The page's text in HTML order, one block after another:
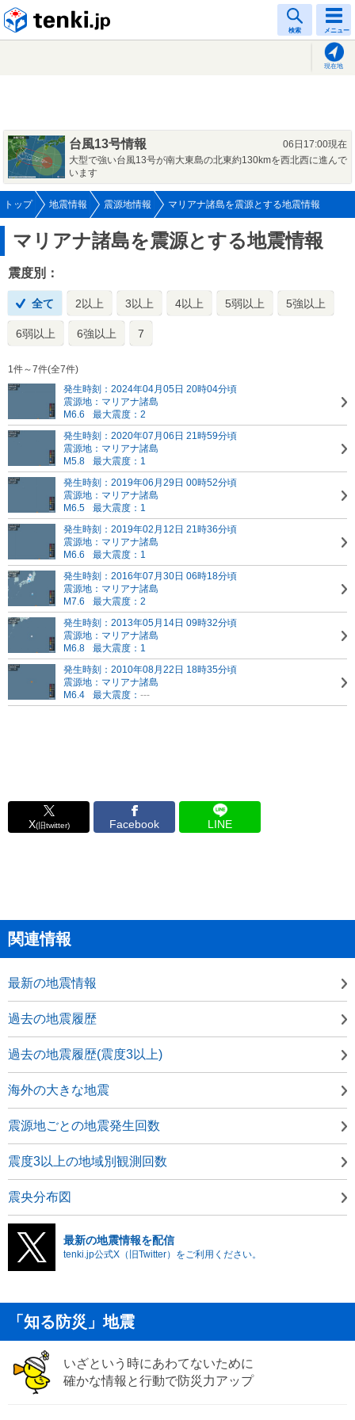
検索 メニュー
現在地
台風13号情報
06日17:00現在
大型で強い台風13号が南大東島の北東約130kmを西北西に進んで
います
トップ 地震情報 震源地情報 マリアナ諸島を震源とする地震情報
マリアナ諸島を震源とする地震情報
震度別：
全て 2以上 3以上 4以上 5弱以上 5強以上
6弱以上 6強以上 7
1件～7件(全7件)
発生時刻：2024年04月05日 20時04分頃
震源地：マリアナ諸島
M6.6
最大震度：2
発生時刻：2020年07月06日 21時59分頃
震源地：マリアナ諸島
M5.8
最大震度：1
発生時刻：2019年06月29日 00時52分頃
震源地：マリアナ諸島
M6.5
最大震度：1
発生時刻：2019年02月12日 21時36分頃
震源地：マリアナ諸島
M6.6
最大震度：1
発生時刻：2016年07月30日 06時18分頃
震源地：マリアナ諸島
M7.6
最大震度：2
発生時刻：2013年05月14日 09時32分頃
震源地：マリアナ諸島
M6.8
最大震度：1
発生時刻：2010年08月22日 18時35分頃
震源地：マリアナ諸島
M6.4
最大震度： ---
X(旧twitter) Facebook LINE
関連情報
最新の地震情報
過去の地震履歴
過去の地震履歴(震度3以上)
海外の大きな地震
震源地ごとの地震発生回数
震度3以上の地域別観測回数
震央分布図
最新の地震情報を配信
tenki.jp公式X（旧Twitter）をご利用ください。
「知る防災」地震
いざという時にあわてないために
確かな情報と行動で防災力アップ